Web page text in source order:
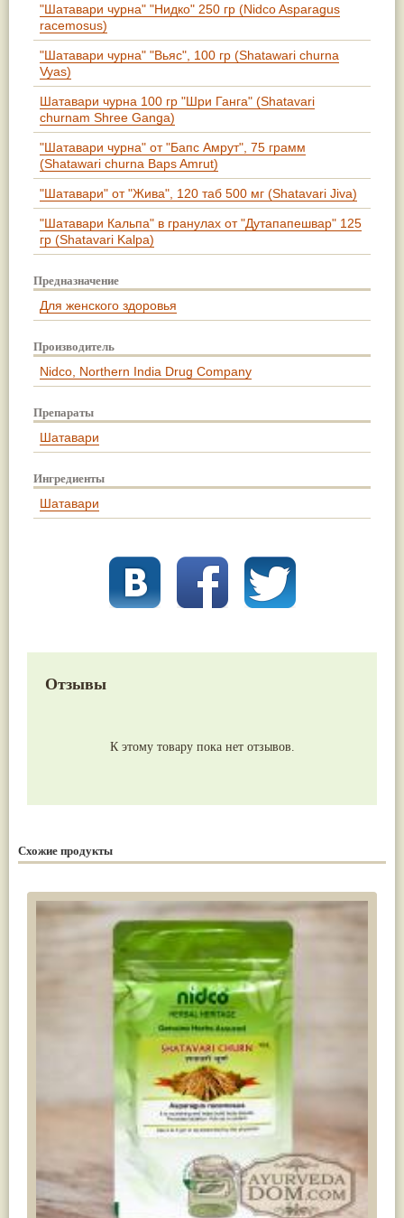
"Шатавари чурна" "Нидко" 250 гр (Nidco Asparagus
racemosus)
"Шатавари чурна" "Вьяс", 100 гр (Shatawari churna
Vyas)
Шатавари чурна 100 гр "Шри Ганга" (Shatavari
churnam Shree Ganga)
"Шатавари чурна" от "Бапс Амрут", 75 грамм
(Shatawari churna Baps Amrut)
"Шатавари" от "Жива", 120 таб 500 мг (Shatavari Jiva)
"Шатавари Кальпа" в гранулах от "Дутапапешвар" 125
гр (Shatavari Kalpa)
Предназначение
Для женского здоровья
Производитель
Nidсo, Northern India Drug Company
Препараты
Шатавари
Ингредиенты
Шатавари
Отзывы
К этому товару пока нет отзывов.
Схожие продукты